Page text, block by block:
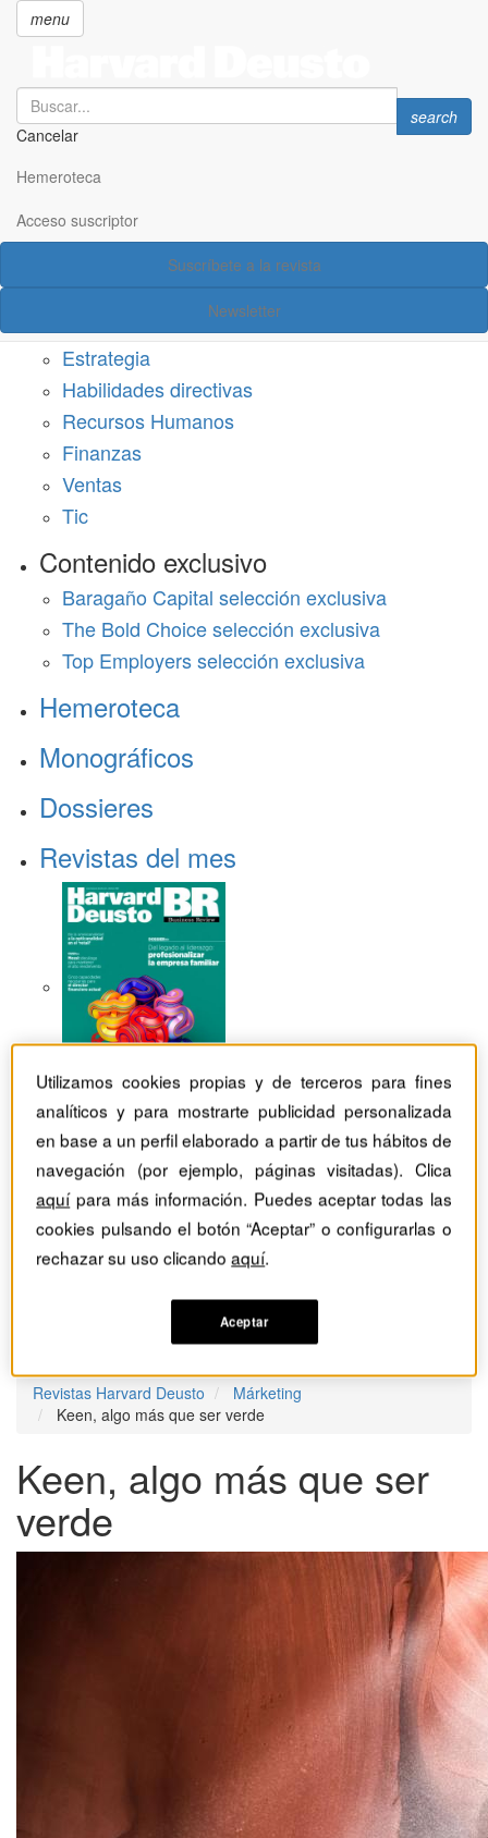
principal
menu
Search
Cancelar
Search
search
Hemeroteca
Acceso suscriptor
Suscríbete a la revista
Newsletter
Acceso suscriptor
Estrategia
Habilidades directivas
Recursos Humanos
Finanzas
Ventas
Tic
Contenido exclusivo
Baragaño Capital selección exclusiva
The Bold Choice selección exclusiva
Top Employers selección exclusiva
Hemeroteca
Monográficos
Dossieres
Revistas del mes
Revistas Harvard Deusto
Márketing
Keen, algo más que ser verde
Keen, algo más que ser
verde
Utilizamos cookies propias y de terceros para fines
analíticos y para mostrarte publicidad personalizada
en base a un perfil elaborado a partir de tus hábitos de
navegación (por ejemplo, páginas visitadas). Clica
aquípara más información. Puedes aceptar todas las
cookies pulsando el botón “Aceptar” o configurarlas o
rechazar su uso clicandoaquí.
Aceptar